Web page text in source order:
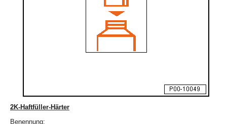
2K-Haftfüller-Härter
Benennung: